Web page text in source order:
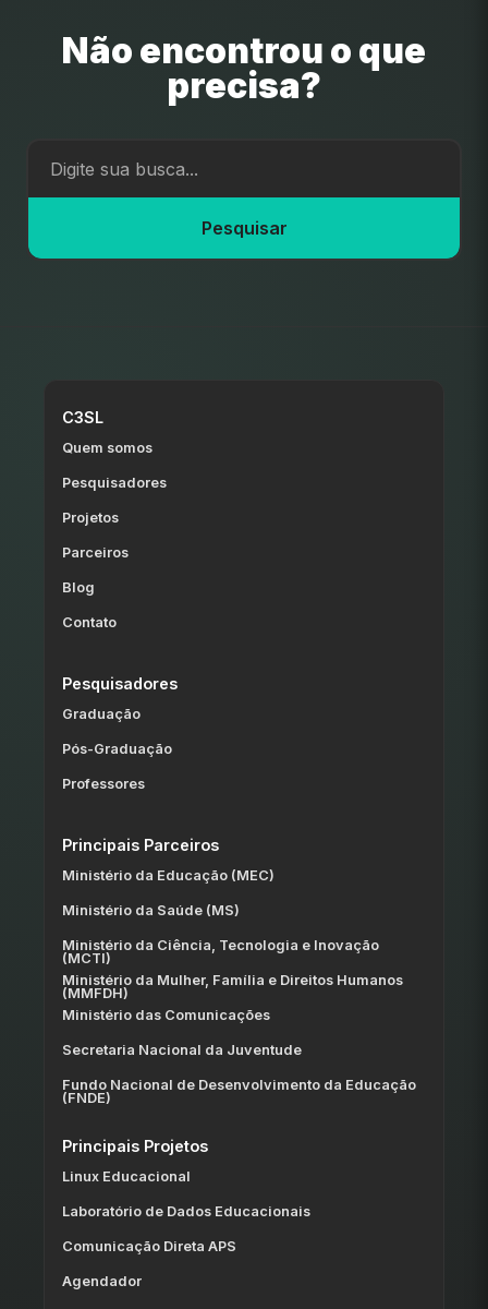
Não encontrou o que
precisa?
Pesquisar
C3SL
Quem somos
Pesquisadores
Projetos
Parceiros
Blog
Contato
Pesquisadores
Graduação
Pós-Graduação
Professores
Principais Parceiros
Ministério da Educação (MEC)
Ministério da Saúde (MS)
Ministério da Ciência, Tecnologia e Inovação
(MCTI)
Ministério da Mulher, Família e Direitos Humanos
(MMFDH)
Ministério das Comunicações
Secretaria Nacional da Juventude
Fundo Nacional de Desenvolvimento da Educação
(FNDE)
Principais Projetos
Linux Educacional
Laboratório de Dados Educacionais
Comunicação Direta APS
Agendador